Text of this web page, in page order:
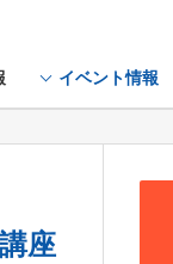
イベント情報
座